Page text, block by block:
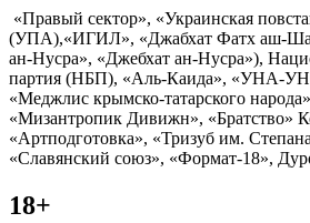
«Правый сектор», «Украинская
(УПА),«ИГИЛ», «Джабхат Фатх аш-
ан-Нусра», «Джебхат ан-Нусра»),
партия (НБП), «Аль-Каида», «УНА-
«Меджлис крымско-татарского
«Мизантропик Дивижн», «Братство»
«Артподготовка», «Тризуб им.
«Славянский союз», «Формат-18»,
18+